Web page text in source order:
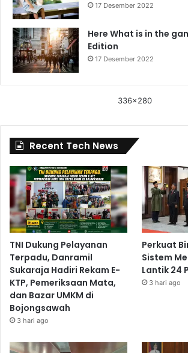
17 Desember 2022
Here What is in the
Edition
17 Desember 2022
336x280
Recent Tech News
TNI Dukung Pelayanan
Terpadu, Danramil
Sukaraja Hadiri Rekam E-
KTP, Pemeriksaan Mata,
dan Bazar UMKM di
Bojongsawah
3 hari ago
Perkuat
Sistem
Lantik 24
3 hari ago